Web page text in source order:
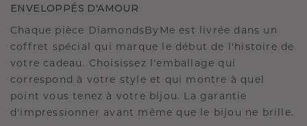
ENVELOPPÉS D'AMOUR
Chaque pièce DiamondsByMe est livrée dans un
coffret spécial qui marque le début de l'histoire de
votre cadeau. Choisissez l'emballage qui
correspond à votre style et qui montre à quel
point vous tenez à votre bijou. La garantie
d'impressionner avant même que le bijou ne brille.